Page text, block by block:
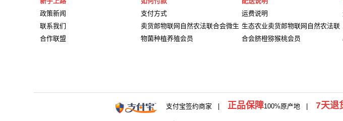
政策新闻
联系我们
合作联盟
支付方式
卖货郎物联网自然农法联合会微生
物菌种植养殖会员
运费说明
生态农业卖货郎物联网自然农法联
合会脐橙猕猴桃会员
支付宝签约商家 | 正品保障100%原产地| 7天退